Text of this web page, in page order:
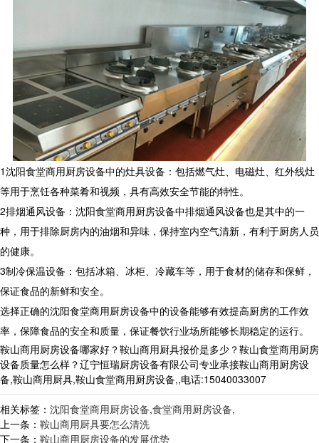
1沈阳食堂商用厨房设备中的灶具设备：包括燃气灶、电磁灶、红外线灶
等用于烹饪各种菜肴和视频，具有高效安全节能的特性。
2排烟通风设备：沈阳食堂商用厨房设备中排烟通风设备也是其中的一
种，用于排除厨房内的油烟和异味，保持室内空气清新，有利于厨房人员
的健康。
3制冷保温设备：包括冰箱、冰柜、冷藏车等，用于食材的储存和保鲜，
保证食品的新鲜和安全。
选择正确的沈阳食堂商用厨房设备中的设备能够有效提高厨房的工作效
率，保障食品的安全和质量，保证餐饮行业场所能够长期稳定的运行。
鞍山商用厨房设备哪家好？鞍山商用厨具报价是多少？鞍山食堂商用厨房
设备质量怎么样？辽宁恒瑞厨房设备有限公司专业承接鞍山商用厨房设
备,鞍山商用厨具,鞍山食堂商用厨房设备,,电话:15040033007
相关标签： 沈阳食堂商用厨房设备,食堂商用厨房设备,
上一条： 鞍山商用厨具要怎么清洗
下一条： 鞍山商用厨房设备的发展优势